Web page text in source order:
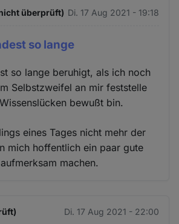
überprüft) Di. 17 Aug 2021 - 19:18
so lange
so lange beruhigt, als ich noch
Selbstzweifel an mir feststelle
bewußt bin.
eines Tages nicht mehr der
mich hoffentlich ein paar gute
machen.
Di. 17 Aug 2021 - 22:00